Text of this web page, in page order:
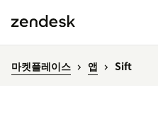
마켓플레이스 앱 Sift